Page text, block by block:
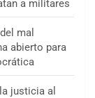
a militares
mal
abierto para
justicia al